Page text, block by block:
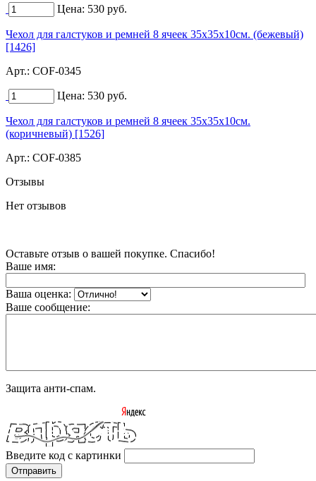
Цена: 530 руб.
Чехол для галстуков и ремней 8 ячеек 35х35х10см. (бежевый)
[1426]
Арт.: COF-0345
Цена: 530 руб.
Чехол для галстуков и ремней 8 ячеек 35х35х10см.
(коричневый) [1526]
Арт.: COF-0385
Отзывы
Нет отзывов
Оставьте отзыв о вашей покупке. Спасибо!
Ваше имя:
Ваша оценка:
Ваше сообщение:
Защита анти-спам.
Введите код с картинки